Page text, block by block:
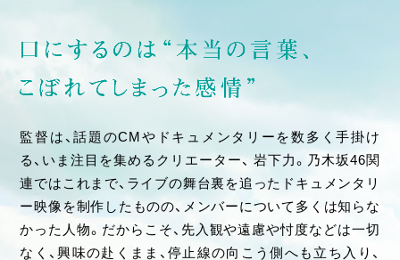
監督は、話題のCMやドキュメンタリーを数多く手掛け
る、いま注目を集めるクリエーター、 岩下力。乃木坂46関
連ではこれまで、ライブの舞台裏を追ったドキュメンタリ
ー映像を制作したものの、メンバーについて多くは知らな
かった人物。だからこそ、先入観や遠慮や忖度などは一切
なく、興味の赴くまま、停止線の向こう側へも立ち入り、